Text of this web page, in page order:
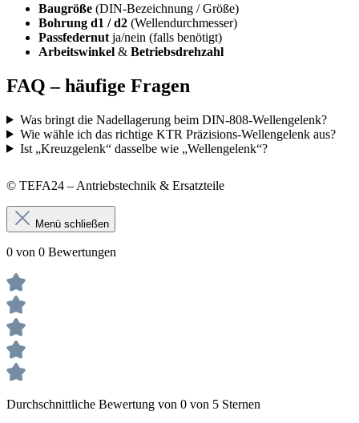
Baugröße (DIN-Bezeichnung / Größe)
Bohrung d1 / d2 (Wellendurchmesser)
Passfedernut ja/nein (falls benötigt)
Arbeitswinkel & Betriebsdrehzahl
FAQ – häufige Fragen
Was bringt die Nadellagerung beim DIN-808-Wellengelenk?
Wie wähle ich das richtige KTR Präzisions-Wellengelenk aus?
Ist „Kreuzgelenk“ dasselbe wie „Wellengelenk“?
© TEFA24 – Antriebstechnik & Ersatzteile
Menü schließen
0 von 0 Bewertungen
Durchschnittliche Bewertung von 0 von 5 Sternen